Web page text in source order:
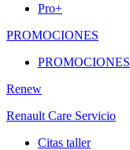
Pro+
PROMOCIONES
PROMOCIONES
Renew
Renault Care Servicio
Citas taller